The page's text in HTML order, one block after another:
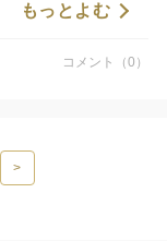
となりました。
も漁業ひとすじの
をつなぎ、さらな
もっとよむ
コメント（0）
>